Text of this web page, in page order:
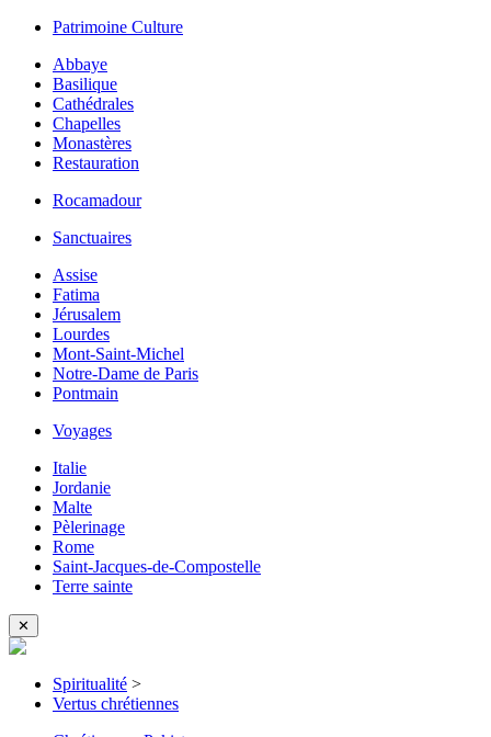
Patrimoine Culture
Abbaye
Basilique
Cathédrales
Chapelles
Monastères
Restauration
Rocamadour
Sanctuaires
Assise
Fatima
Jérusalem
Lourdes
Mont-Saint-Michel
Notre-Dame de Paris
Pontmain
Voyages
Italie
Jordanie
Malte
Pèlerinage
Rome
Saint-Jacques-de-Compostelle
Terre sainte
✕
Spiritualité >
Vertus chrétiennes